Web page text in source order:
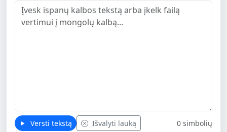
Versti tekstą Išvalyti lauką 0 simbolių